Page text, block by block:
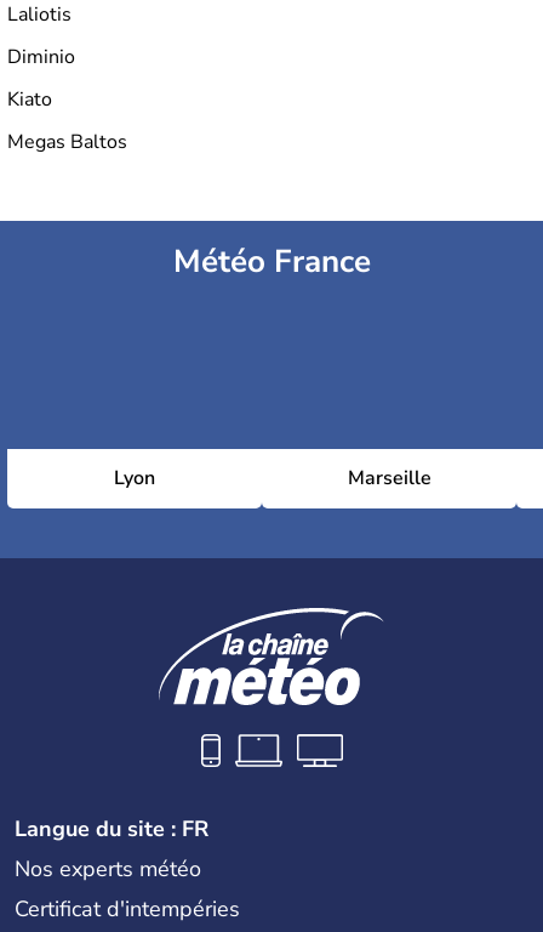
Laliotis
Diminio
Kiato
Megas Baltos
Météo France
Lyon Marseille
Langue du site : FR
Nos experts météo
Certificat d'intempéries